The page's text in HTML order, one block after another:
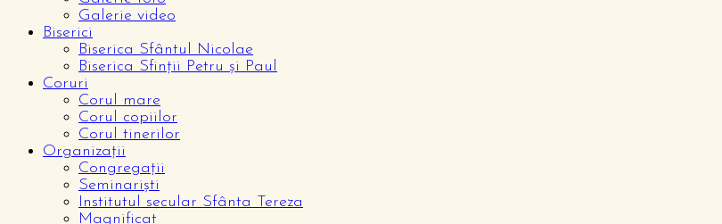
Galerie video
Biserici
Biserica Sfântul Nicolae
Biserica Sfinții Petru și Paul
Coruri
Corul mare
Corul copiilor
Corul tinerilor
Organizații
Congregații
Seminariști
Institutul secular Sfânta Tereza
Magnificat